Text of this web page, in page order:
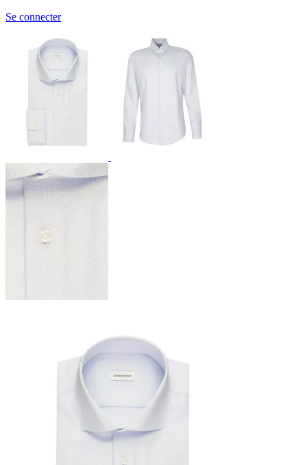
Se connecter